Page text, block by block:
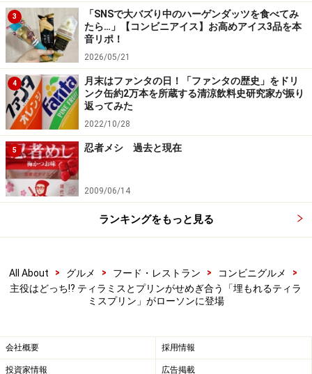
＜ほかのコンビニスイーツ記事＞
かわいい「ピカチュウのフラッペ」がファミマに登場！
初夏にぴったりのパイナップルフレーバー
※記事内容は執筆時点のものです。最新の内容をご確認くださ
い。
※メニューや料金などのデータは、取材時または記事公開時点で
の内容です。
3
「SNSで大バズり中のハーゲンダッツを食べてみ
たら…」【コンビニアイス】お高めアイス3品を本
音リポ！
2026/05/21
4
月末はファンタの日！「ファンタの歴史」をドリ
ンク缶約2万本を所蔵する清涼飲料史研究家が振り
返ってみた
2022/10/28
5 忍者メシ 過去と現在
2009/06/14
ランキングをもっと見る
All About > グルメ > フード・レストラン > コンビニグルメ
>
主役はどっち!? ティラミスとプリンがせめぎ合う「埋もれるティラ
ミスプリン」がローソンに登場
会社概要 採用情報
投資家情報 広告掲載